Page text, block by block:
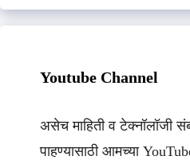
Youtube Channel
असेच माहिती व टेक्नॉलॉजी
पाहण्यासाठी आमच्या